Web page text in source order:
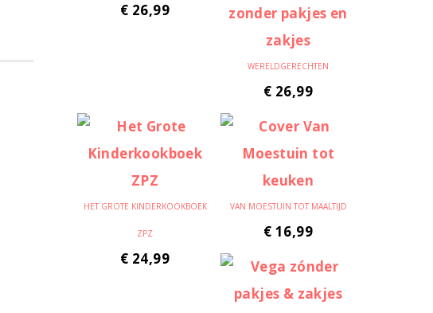
€ 26,99
WERELDGERECHTEN
€ 26,99
HET GROTE KINDERKOOKBOEK
ZPZ
€ 24,99
VAN MOESTUIN TOT MAALTIJD
€ 16,99